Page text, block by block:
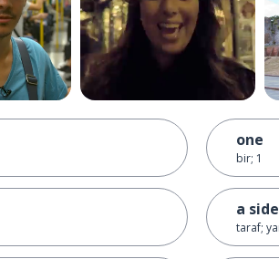
one
bir; 1
a side
taraf;